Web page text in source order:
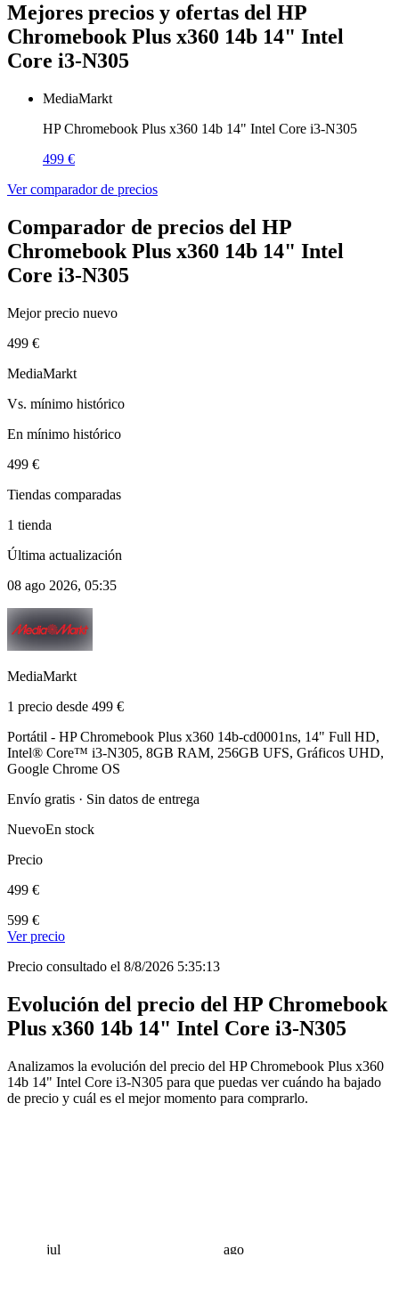
Mejores precios y ofertas del HP
Chromebook Plus x360 14b 14" Intel
Core i3-N305
MediaMarkt
HP Chromebook Plus x360 14b 14" Intel Core i3-N305
499 €
Ver comparador de precios
Comparador de precios del HP
Chromebook Plus x360 14b 14" Intel
Core i3-N305
Mejor precio nuevo
499 €
MediaMarkt
Vs. mínimo histórico
En mínimo histórico
499 €
Tiendas comparadas
1 tienda
Última actualización
08 ago 2026, 05:35
MediaMarkt
1 precio desde 499 €
Portátil - HP Chromebook Plus x360 14b-cd0001ns, 14" Full HD,
Intel® Core™ i3-N305, 8GB RAM, 256GB UFS, Gráficos UHD,
Google Chrome OS
Envío gratis · Sin datos de entrega
NuevoEn stock
Precio
499 €
599 €
Ver precio
Precio consultado el 8/8/2026 5:35:13
Evolución del precio del HP Chromebook
Plus x360 14b 14" Intel Core i3-N305
Analizamos la evolución del precio del HP Chromebook Plus x360
14b 14" Intel Core i3-N305 para que puedas ver cuándo ha bajado
de precio y cuál es el mejor momento para comprarlo.
jul ago